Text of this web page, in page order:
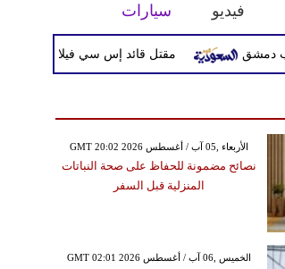
فيديو سيارات
مقتل قائد إس سي فيلا ديفيد أوري بعد
GMT 20:02 2026 الأربعاء ,05 آب / أغسطس
نصائح مضمونة للحفاظ على صحة النباتات
المنزلية قبل السفر
GMT 02:01 2026 الخميس ,06 آب / أغسطس